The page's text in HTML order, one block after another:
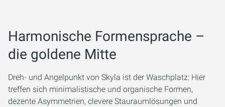
Harmonische Formensprache –
die goldene Mitte
Dreh- und Angelpunkt von Skyla ist der Waschplatz: Hier
treffen sich minimalistische und organische Formen,
dezente Asymmetrien, clevere Stauraumlösungen und